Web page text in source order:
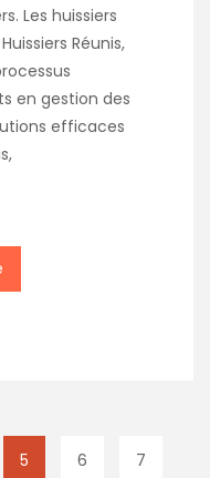
Les huissiers
Réunis,
en gestion des
efficaces
5 6 7